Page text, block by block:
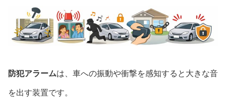
防犯アラームは、車への振動や衝撃を感知すると大きな音
を出す装置です。